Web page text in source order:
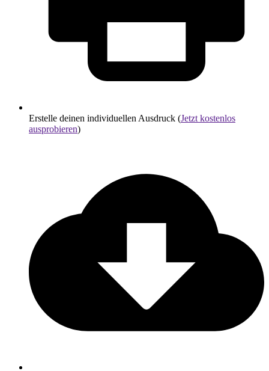
Erstelle deinen individuellen Ausdruck (Jetzt kostenlos
ausprobieren)